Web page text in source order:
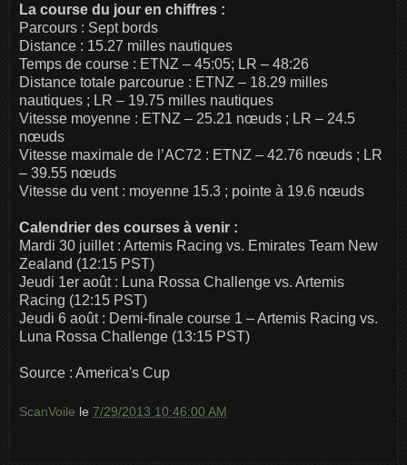
La course du jour en chiffres :
Parcours : Sept bords
Distance : 15.27 milles nautiques
Temps de course : ETNZ – 45:05; LR – 48:26
Distance totale parcourue : ETNZ – 18.29 milles
nautiques ; LR – 19.75 milles nautiques
Vitesse moyenne : ETNZ – 25.21 nœuds ; LR – 24.5
nœuds
Vitesse maximale de l’AC72 : ETNZ – 42.76 nœuds ; LR
– 39.55 nœuds
Vitesse du vent : moyenne 15.3 ; pointe à 19.6 nœuds
Calendrier des courses à venir :
Mardi 30 juillet : Artemis Racing vs. Emirates Team New
Zealand (12:15 PST)
Jeudi 1er août : Luna Rossa Challenge vs. Artemis
Racing (12:15 PST)
Jeudi 6 août : Demi-finale course 1 – Artemis Racing vs.
Luna Rossa Challenge (13:15 PST)
Source : America's Cup
ScanVoile le 7/29/2013 10:46:00 AM